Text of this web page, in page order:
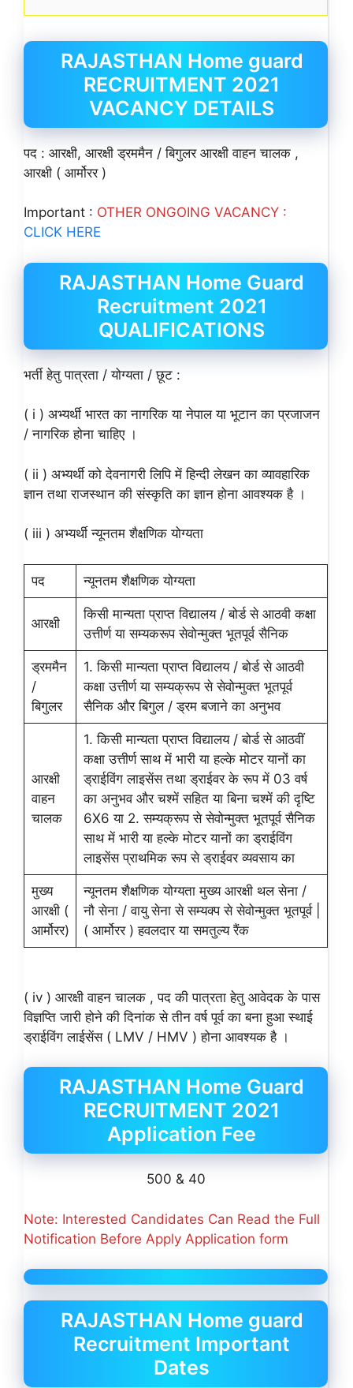
RAJASTHAN Home guard
RECRUITMENT 2021
VACANCY DETAILS
पद : आरक्षी, आरक्षी ड्रममैन / बिगुलर आरक्षी वाहन चालक ,
आरक्षी ( आर्मोरर )
Important : OTHER ONGOING VACANCY :
CLICK HERE
RAJASTHAN Home Guard
Recruitment 2021
QUALIFICATIONS
भर्ती हेतु पात्रता / योग्यता / छूट :
( i ) अभ्यर्थी भारत का नागरिक या नेपाल या भूटान का प्रजाजन
/ नागरिक होना चाहिए ।
( ii ) अभ्यर्थी को देवनागरी लिपि में हिन्दी लेखन का व्यावहारिक
ज्ञान तथा राजस्थान की संस्कृति का ज्ञान होना आवश्यक है ।
( iii ) अभ्यर्थी न्यूनतम शैक्षणिक योग्यता
पद न्यूनतम शैक्षणिक योग्यता
आरक्षी
किसी मान्यता प्राप्त विद्यालय / बोर्ड से आठवी कक्षा
उत्तीर्ण या सम्यकरूप सेवोन्मुक्त भूतपूर्व सैनिक
ड्रममैन
/
बिगुलर
1. किसी मान्यता प्राप्त विद्यालय / बोर्ड से आठवी
कक्षा उत्तीर्ण या सम्यक्रूप से सेवोन्मुक्त भूतपूर्व
सैनिक और बिगुल / ड्रम बजाने का अनुभव
आरक्षी
वाहन
चालक
1. किसी मान्यता प्राप्त विद्यालय / बोर्ड से आठवीं
कक्षा उत्तीर्ण साथ में भारी या हल्के मोटर यानों का
ड्राईविंग लाइसेंस तथा ड्राईवर के रूप में 03 वर्ष
का अनुभव और चश्में सहित या बिना चश्में की दृष्टि
6X6 या 2. सम्यक्रूप से सेवोन्मुक्त भूतपूर्व सैनिक
साथ में भारी या हल्के मोटर यानों का ड्राईविंग
लाइसेंस प्राथमिक रूप से ड्राईवर व्यवसाय का
मुख्य
आरक्षी (
आर्मोरर)
न्यूनतम शैक्षणिक योग्यता मुख्य आरक्षी थल सेना /
नौ सेना / वायु सेना से सम्यक्प से सेवोन्मुक्त भूतपूर्व |
( आर्मोरर ) हवलदार या समतुल्य रैंक
( iv ) आरक्षी वाहन चालक , पद की पात्रता हेतु आवेदक के पास
विज्ञप्ति जारी होने की दिनांक से तीन वर्ष पूर्व का बना हुआ स्थाई
ड्राईविंग लाईसेंस ( LMV / HMV ) होना आवश्यक है ।
RAJASTHAN Home Guard
RECRUITMENT 2021
Application Fee
500 & 40
Note: Interested Candidates Can Read the Full
Notification Before Apply Application form
RAJASTHAN Home guard
Recruitment Important
Dates